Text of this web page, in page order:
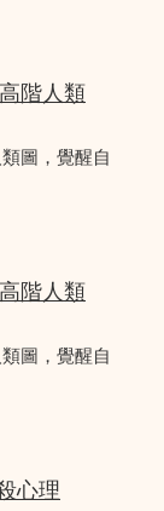
階人類
圖，覺醒自
階人類
圖，覺醒自
心理